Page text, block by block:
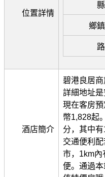
位置詳情
鄉
酒店簡介
碧港良居商
詳細地址是
現在客房
幣1,828起
分，其中有
交通便利
市，1km內
便。通過